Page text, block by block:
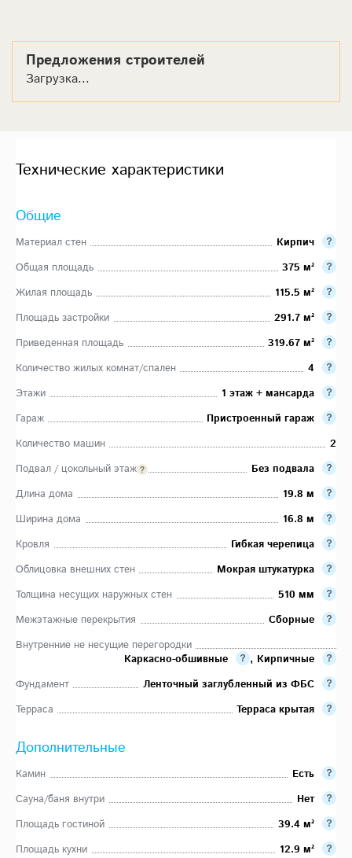
Предложения строителей
Загрузка...
Технические характеристики
Общие
Материал стен
Кирпич
Общая площадь
375 м²
Жилая площадь
115.5 м²
Площадь застройки
291.7 м²
Приведенная площадь
319.67 м²
Количество жилых комнат/спален
4
Этажи
1 этаж + мансарда
Гараж
Пристроенный гараж
Количество машин
2
Подвал / цокольный этаж
Без подвала
Длина дома
19.8 м
Ширина дома
16.8 м
Кровля
Гибкая черепица
Облицовка внешних стен
Мокрая штукатурка
Толщина несущих наружных стен
510 мм
Межэтажные перекрытия
Сборные
Внутренние не несущие перегородки
Каркасно-обшивные
, Кирпичные
Фундамент
Ленточный заглубленный из ФБС
Терраса
Терраса крытая
Дополнительные
Камин
Есть
Сауна/баня внутри
Нет
Площадь гостиной
39.4 м²
Площадь кухни
12.9 м²